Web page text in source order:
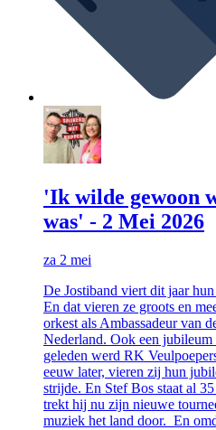
'Ik wilde gewoon
was' - 2 Mei 2026
za 2 mei
De Jostiband viert dit jaar
En dat vieren ze groots en
orkest als Ambassadeur van
Nederland. Ook een
geleden werd RK
eeuw later, vieren zij hun
strijde. En Stef Bos staat al
trekt hij nu zijn nieuwe
muziek het land door. En